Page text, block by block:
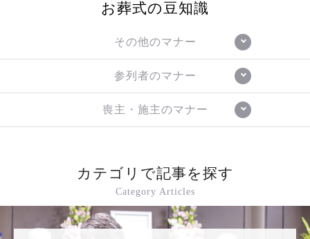
お葬式の豆知識
その他のマナー
参列者のマナー
喪主・施主のマナー
カテゴリで記事を探す
Category Articles